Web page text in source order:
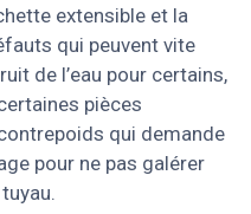
extensible et la
qui peuvent vite
de l’eau pour certains,
pièces
qui demande
pour ne pas galérer